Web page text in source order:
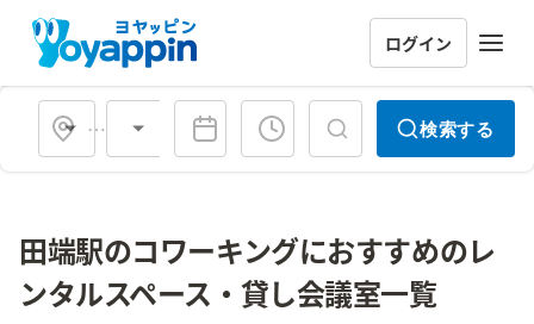
ログイン
会場タイプ 検索する
田端駅のコワーキングにおすすめのレ
ンタルスペース・貸し会議室一覧